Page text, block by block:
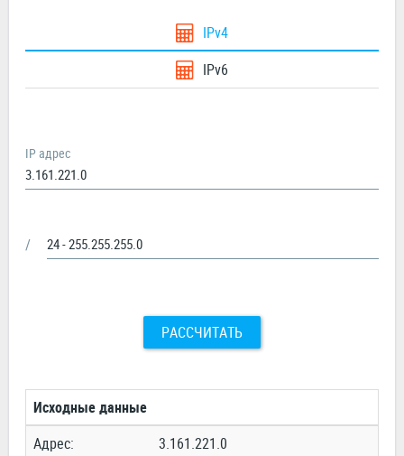
IPv4
IPv6
IP адрес
/
РАССЧИТАТЬ
Исходные данные
Адрес:
3.161.221.0